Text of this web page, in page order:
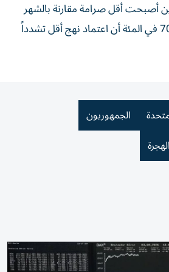
أصبحت أقل صرامة مقارنة بالشهر
الماضي، في حين رأى 70 في المئة أن اعتماد نهج أقل تشدداً
الجمهوريون
الهجرة